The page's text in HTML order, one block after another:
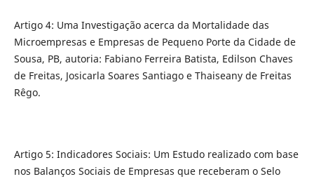
Artigo 4: Uma Investigação acerca da Mortalidade das
Microempresas e Empresas de Pequeno Porte da Cidade de
Sousa, PB, autoria: Fabiano Ferreira Batista, Edilson Chaves
de Freitas, Josicarla Soares Santiago e Thaiseany de Freitas
Rêgo.
Artigo 5: Indicadores Sociais: Um Estudo realizado com base
nos Balanços Sociais de Empresas que receberam o Selo